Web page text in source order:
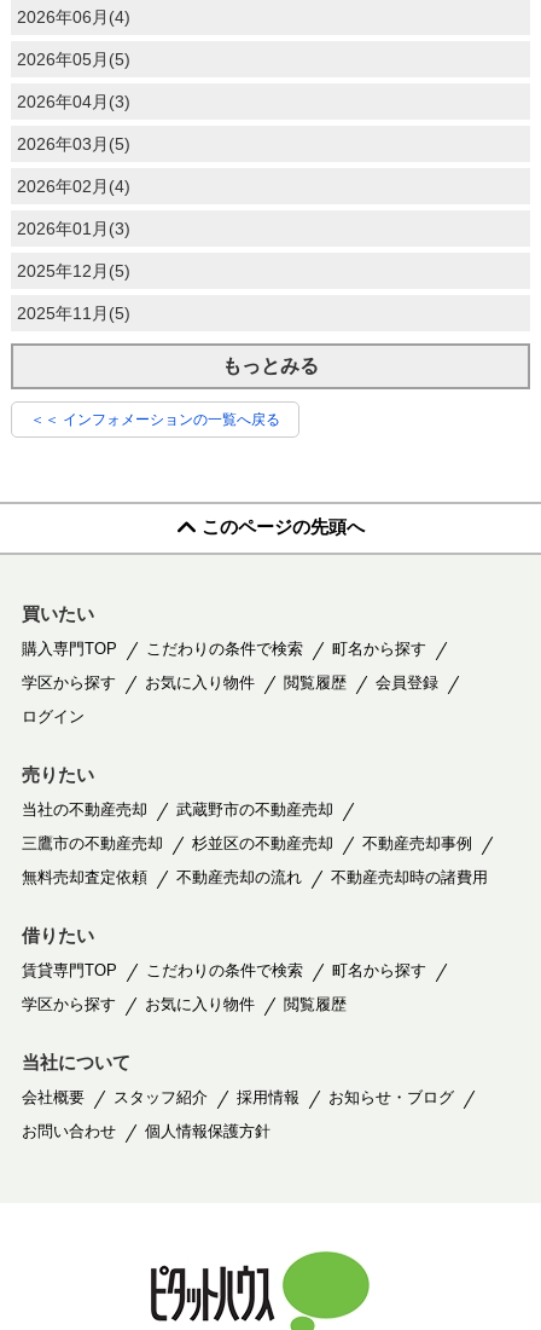
2026年06月(4)
2026年05月(5)
2026年04月(3)
2026年03月(5)
2026年02月(4)
2026年01月(3)
2025年12月(5)
2025年11月(5)
もっとみる
＜＜ インフォメーションの一覧へ戻る
このページの先頭へ
買いたい
購入専門TOP こだわりの条件で検索
町名から探す
学区から探す
お気に入り物件 閲覧履歴
会員登録
ログイン
売りたい
当社の不動産売却
武蔵野市の不動産売却
三鷹市の不動産売却
杉並区の不動産売却
不動産売却事例
無料売却査定依頼
不動産売却の流れ 不動産売却時の諸費用
借りたい
賃貸専門TOP こだわりの条件で検索
町名から探す
学区から探す
お気に入り物件 閲覧履歴
当社について
会社概要 スタッフ紹介 採用情報
お知らせ・ブログ
お問い合わせ
個人情報保護方針